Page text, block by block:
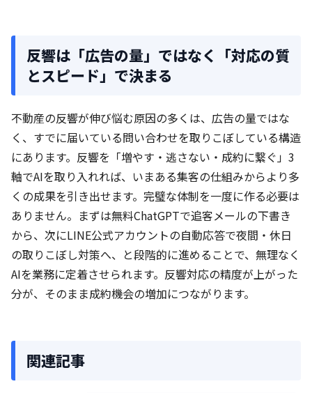
反響は「広告の量」ではなく「対応の質
とスピード」で決まる
不動産の反響が伸び悩む原因の多くは、広告の量ではな
く、すでに届いている問い合わせを取りこぼしている構造
にあります。反響を「増やす・逃さない・成約に繋ぐ」3
軸でAIを取り入れれば、いまある集客の仕組みからより多
くの成果を引き出せます。完璧な体制を一度に作る必要は
ありません。まずは無料ChatGPTで追客メールの下書き
から、次にLINE公式アカウントの自動応答で夜間・休日
の取りこぼし対策へ、と段階的に進めることで、無理なく
AIを業務に定着させられます。反響対応の精度が上がった
分が、そのまま成約機会の増加につながります。
関連記事